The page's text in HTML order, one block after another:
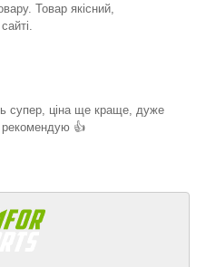
Товар якісний,
супер, ціна ще краще, дуже
рекомендую 👍